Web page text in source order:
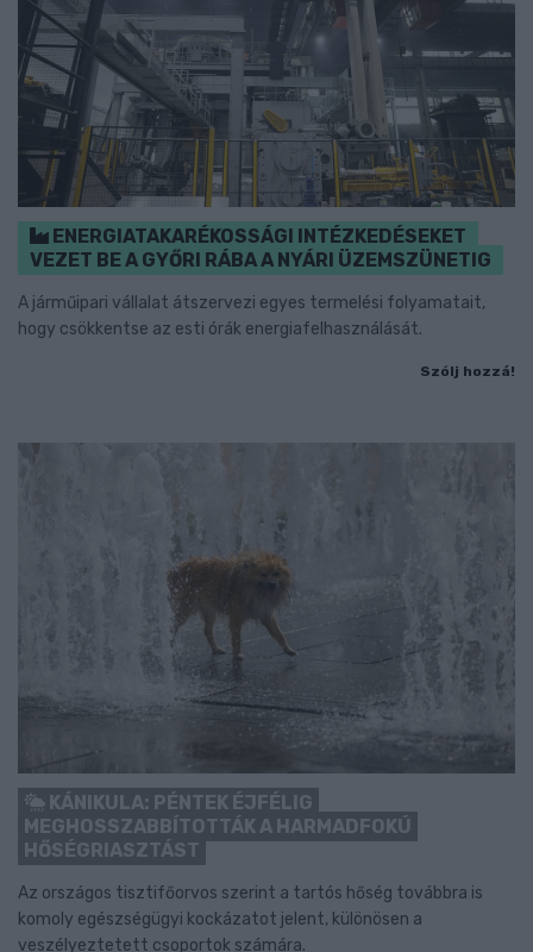
ENERGIATAKARÉKOSSÁGI INTÉZKEDÉSEKET
VEZET BE A GYŐRI RÁBA A NYÁRI ÜZEMSZÜNETIG
A járműipari vállalat átszervezi egyes termelési folyamatait,
hogy csökkentse az esti órák energiafelhasználását.
Szólj hozzá!
KÁNIKULA: PÉNTEK ÉJFÉLIG
MEGHOSSZABBÍTOTTÁK A HARMADFOKÚ
HŐSÉGRIASZTÁST
Az országos tisztifőorvos szerint a tartós hőség továbbra is
komoly egészségügyi kockázatot jelent, különösen a
veszélyeztetett csoportok számára.